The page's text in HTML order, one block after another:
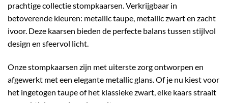
prachtige collectie stompkaarsen. Verkrijgbaar in
betoverende kleuren: metallic taupe, metallic zwart en zacht
ivoor. Deze kaarsen bieden de perfecte balans tussen stijlvol
design en sfeervol licht.
Onze stompkaarsen zijn met uiterste zorg ontworpen en
afgewerkt met een elegante metallic glans. Of je nu kiest voor
het ingetogen taupe of het klassieke zwart, elke kaars straalt